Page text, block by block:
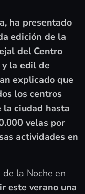
ha presentado
edición de la
del Centro
y la edil de
explicado que
los centros
la ciudad hasta
velas por
actividades en
la Noche en
este verano una